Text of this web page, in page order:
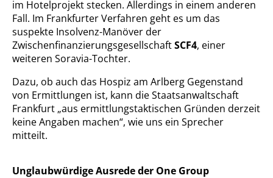
im Hotelprojekt stecken. Allerdings in einem anderen
Fall. Im Frankfurter Verfahren geht es um das
suspekte Insolvenz-Manöver der
ZwischenfinanzierungsgesellschaftSCF4, einer
weiteren Soravia-Tochter.
Dazu, ob auch das Hospiz am Arlberg Gegenstand
von Ermittlungen ist, kann die Staatsanwaltschaft
Frankfurt „aus ermittlungstaktischen Gründen derzeit
keine Angaben machen“, wie uns ein Sprecher
mitteilt.
Unglaubwürdige Ausrede der One Group